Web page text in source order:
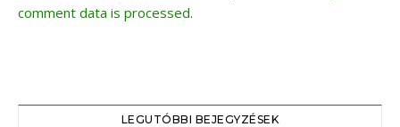
comment data is processed.
LEGUTÓBBI BEJEGYZÉSEK